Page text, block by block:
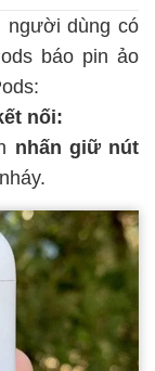
người dùng có
báo pin ảo
nối:
nhấn giữ nút